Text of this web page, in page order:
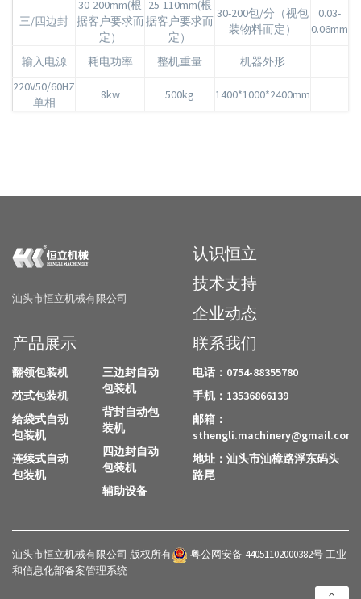
三/四边封
30-200mm(根
据客户要求而
定）
25-110mm(根
据客户要求而
定）
30-200包/分（视包
装物料而定）
0.03-
0.06mm
输入电源 耗电功率 整机重量
机器外形
220V50/60HZ
单相
8kw 500kg 1400*1000*2400mm
汕头市恒立机械有限公司
认识恒立
技术支持
企业动态
产品展示
翻领包装机
枕式包装机
给袋式自动
包装机
连续式自动
包装机
三边封自动
包装机
背封自动包
装机
四边封自动
包装机
辅助设备
联系我们
电话：0754-88355780
手机：13536866139
邮箱：
sthengli.machinery@gmail.com
地址：汕头市汕樟路浮东码头
路尾
汕头市恒立机械有限公司 版权所有 粤公网安备 44051102000382号工业
和信息化部备案管理系统